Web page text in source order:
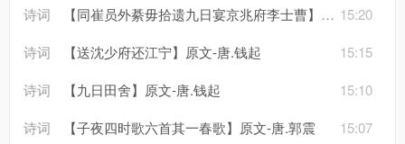
15:20
诗词
【同崔员外綦毋拾遗九日宴京兆府李士曹】原文-唐.高适
15:15
诗词
【送沈少府还江宁】原文-唐.钱起
15:10
诗词
【九日田舍】原文-唐.钱起
15:07
诗词
【子夜四时歌六首其一春歌】原文-唐.郭震